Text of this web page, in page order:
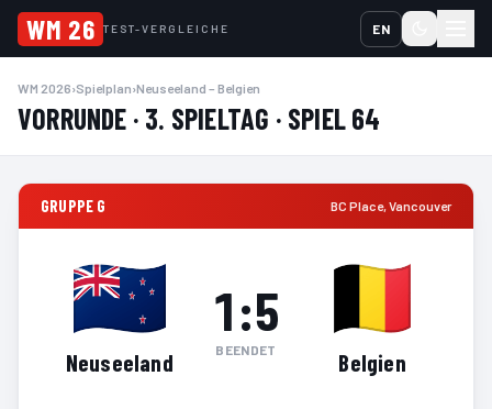
WM 26 TEST-VERGLEICHE EN
WM 2026›Spielplan›Neuseeland – Belgien
VORRUNDE · 3. SPIELTAG · SPIEL 64
GRUPPE G BC Place,Vancouver
Neuseeland
1:5
BEENDET Belgien